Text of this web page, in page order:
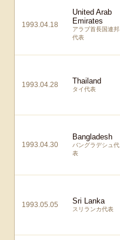
1993.04.18
United Arab
Emirates
アラブ首長国連邦
代表
1993.04.28 Thailand
タイ代表
1993.04.30
Bangladesh
バングラデシュ代
表
1993.05.05 Sri Lanka
スリランカ代表